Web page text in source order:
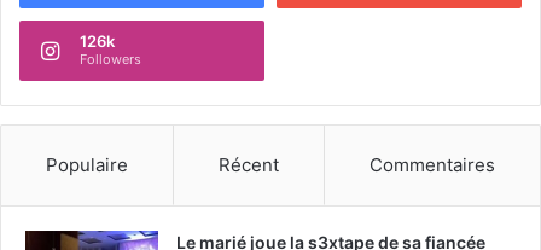
126k
Followers
Populaire Récent Commentaires
Le marié joue la s3xtape de sa fiancée